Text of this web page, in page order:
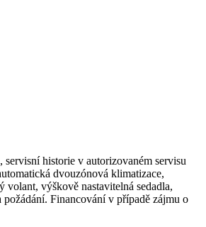
historie v autorizovaném servisu
dvouzónová klimatizace,
výškově nastavitelná sedadla,
Financování v případě zájmu o